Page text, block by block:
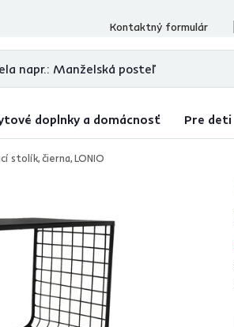
Kontaktný formulár
doplnky a domácnosť Pre deti
stolík, čierna, LONIO